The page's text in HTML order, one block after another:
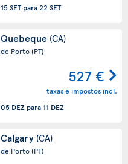
15 SETpara22 SET
Quebeque (CA)
de Porto(PT)
527 €
taxas e impostos incl.
05 DEZ para11 DEZ
Calgary (CA)
de Porto(PT)